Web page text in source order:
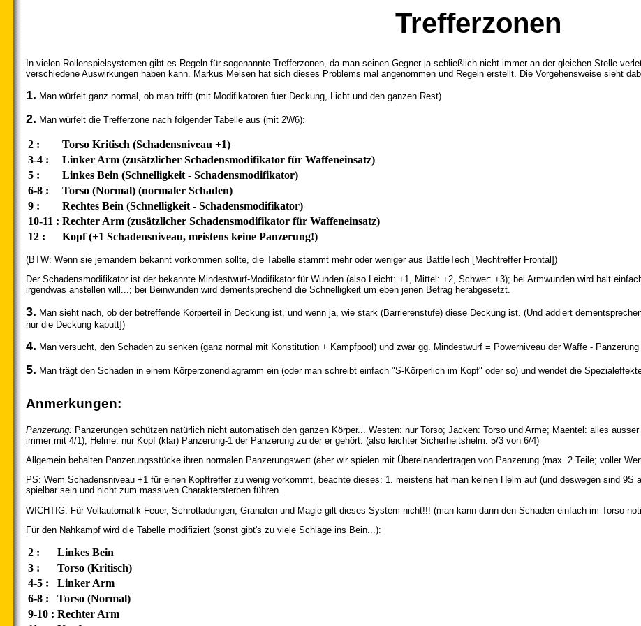
Trefferzonen
In vielen Rollenspielsystemen gibt es Regeln für sogenannte Trefferzonen, da man seinen Gegner ja schließlich nicht immer an der gleichen Stelle
verschiedene Auswirkungen haben kann. Markus Meisen hat sich dieses Problems mal angenommen und Regeln erstellt. Die Vorgehensweise sieht
1. Man würfelt ganz normal, ob man trifft (mit Modifikatoren fuer Deckung, Licht und den ganzen Rest)
2. Man würfelt die Trefferzone nach folgender Tabelle aus (mit 2W6):
2 :
Torso Kritisch (Schadensniveau +1)
3-4 :
Linker Arm (zusätzlicher Schadensmodifikator für Waffeneinsatz)
5 :
Linkes Bein (Schnelligkeit - Schadensmodifikator)
6-8 :
Torso (Normal) (normaler Schaden)
9 :
Rechtes Bein (Schnelligkeit - Schadensmodifikator)
10-11 : Rechter Arm (zusätzlicher Schadensmodifikator für Waffeneinsatz)
12 :
Kopf (+1 Schadensniveau, meistens keine Panzerung!)
(BTW: Wenn sie jemandem bekannt vorkommen sollte, die Tabelle stammt mehr oder weniger aus BattleTech [Mechtreffer Frontal])
Der Schadensmodifikator ist der bekannte Mindestwurf-Modifikator für Wunden (also Leicht: +1, Mittel: +2, Schwer: +3); bei Armwunden wird halt
irgendwas anstellen will...; bei Beinwunden wird dementsprechend die Schnelligkeit um eben jenen Betrag herabgesetzt.
3. Man sieht nach, ob der betreffende Körperteil in Deckung ist, und wenn ja, wie stark (Barrierenstufe) diese Deckung ist. (Und addiert
nur die Deckung kaputt])
4. Man versucht, den Schaden zu senken (ganz normal mit Konstitution + Kampfpool) und zwar gg. Mindestwurf = Powerniveau der Waffe -
5. Man trägt den Schaden in einem Körperzonendiagramm ein (oder man schreibt einfach "S-Körperlich im Kopf" oder so) und wendet die
Anmerkungen:
Panzerung: Panzerungen schützen natürlich nicht automatisch den ganzen Körper... Westen: nur Torso; Jacken: Torso und Arme; Maentel: alles
immer mit 4/1); Helme: nur Kopf (klar) Panzerung-1 der Panzerung zu der er gehört. (also leichter Sicherheitshelm: 5/3 von 6/4)
Allgemein behalten Panzerungsstücke ihren normalen Panzerungswert (aber wir spielen mit Übereinandertragen von Panzerung (max. 2 Teile; voller
PS: Wem Schadensniveau +1 für einen Kopftreffer zu wenig vorkommt, beachte dieses: 1. meistens hat man keinen Helm auf (und deswegen sind
spielbar sein und nicht zum massiven Charaktersterben führen.
WICHTIG: Für Vollautomatik-Feuer, Schrotladungen, Granaten und Magie gilt dieses System nicht!!! (man kann dann den Schaden einfach im Torso
Für den Nahkampf wird die Tabelle modifiziert (sonst gibt's zu viele Schläge ins Bein...):
2 :
Linkes Bein
3 :
Torso (Kritisch)
4-5 :
Linker Arm
6-8 :
Torso (Normal)
9-10 : Rechter Arm